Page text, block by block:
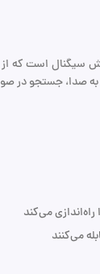
صدا، جستجو در
می‌کنند